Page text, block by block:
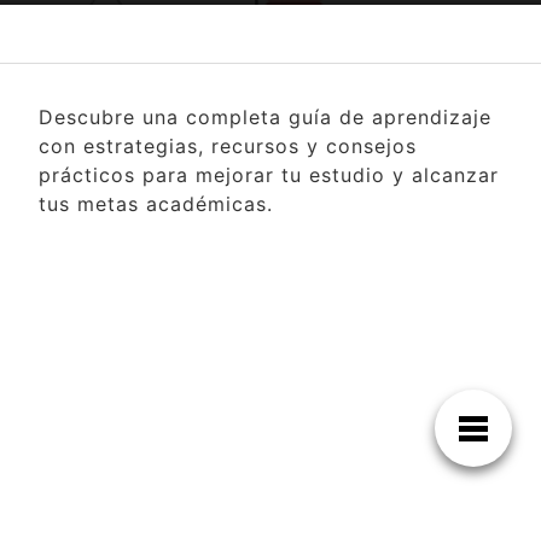
Descubre una completa guía de aprendizaje
con estrategias, recursos y consejos
prácticos para mejorar tu estudio y alcanzar
tus metas académicas.